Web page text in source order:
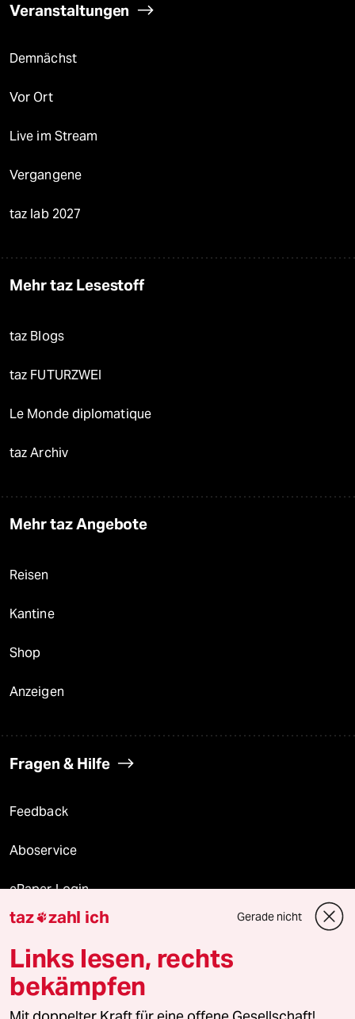
Veranstaltungen
Demnächst
Vor Ort
Live im Stream
Vergangene
taz lab 2027
Mehr taz Lesestoff
taz Blogs
taz FUTURZWEI
Le Monde diplomatique
taz Archiv
Mehr taz Angebote
Reisen
Kantine
Shop
Anzeigen
Fragen & Hilfe
Feedback
Aboservice
ePaper Login
Downloads für Abonnierende
© 2026 taz Verlags und Vertriebs GmbH
Alle Rechte vorbehalten. Bei rechtlichen Fragen oder für Genehmigungen
taz zahl ich Gerade nicht
Links lesen, rechts
bekämpfen